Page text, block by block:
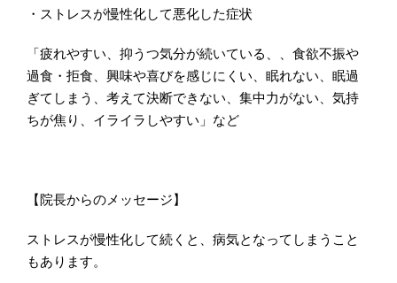
・ストレスが慢性化して悪化した症状
「疲れやすい、抑うつ気分が続いている、、食欲不振や
過食・拒食、興味や喜びを感じにくい、眠れない、眠過
ぎてしまう、考えて決断できない、集中力がない、気持
ちが焦り、イライラしやすい」など
【院長からのメッセージ】
ストレスが慢性化して続くと、病気となってしまうこと
もあります。